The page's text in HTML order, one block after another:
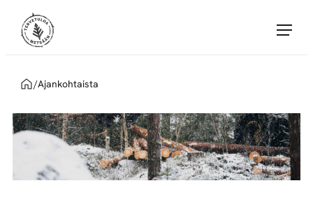
Siirry
suoraan
Tervetuloa Metsään!
Metsään
yhdistää
töitä
tarjoavat
Groupin
Home
/Ajankohtaista